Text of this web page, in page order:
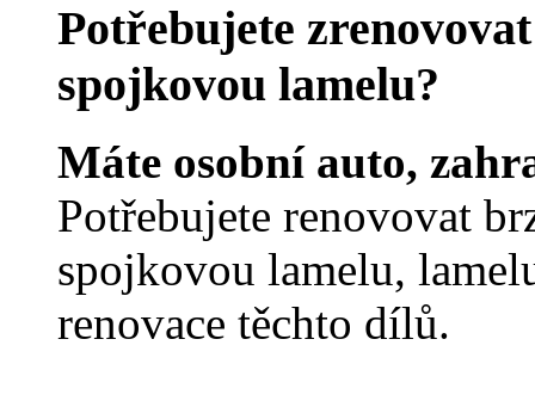
Potřebujete
spojkovou lamelu?
Máte osobní auto,
Potřebujete renovovat
spojkovou lamelu,
renovace těchto dílů.